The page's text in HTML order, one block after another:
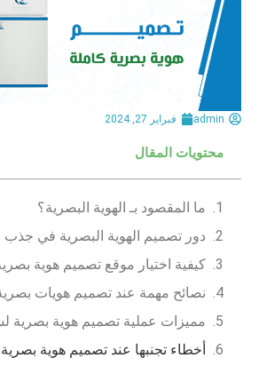
admin فبراير 27, 2024
محتويات المقال
ما المقصود بـ الهوية البصرية؟
دور تصميم الهوية البصرية في جذب
كيفية اختيار موقع تصميم هوية
نصائح مهمة عند تصميم هويات
مميزات عملية تصميم هوية بصرية
أخطاء تجنبها عند تصميم هوية